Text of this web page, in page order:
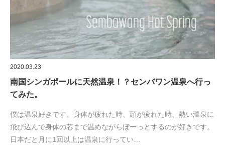
2020.03.23
南国シンガポールに天然温泉！？センバワン温泉へ行っ
てみた。
僕は温泉好きです。身体が疲れた時、頭が疲れた時、熱い温泉に
飛び込んで身体の芯まで温めながらぼーっとするのが好きです。
日本だと月に1回以上は温泉に行ってい…